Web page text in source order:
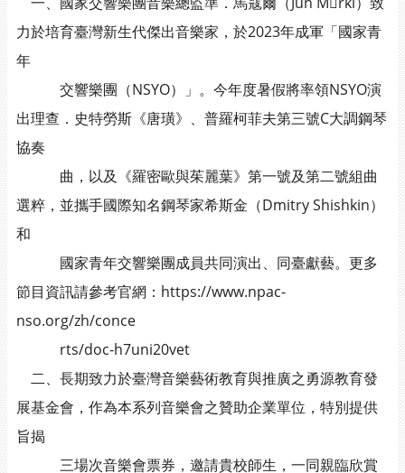
力於培育臺灣新生代傑出音樂家，於2023年成軍「國家青
年
交響樂團（NSYO）」。今年度暑假將率領NSYO演
出理查．史特勞斯《唐璜》、普羅柯菲夫第三號C大調鋼琴
協奏
曲，以及《羅密歐與茱麗葉》第一號及第二號組曲
選粹，並攜手國際知名鋼琴家希斯金（Dmitry Shishkin）
和
國家青年交響樂團成員共同演出、同臺獻藝。更多
節目資訊請參考官網：https://www.npac-
nso.org/zh/conce
rts/doc-h7uni20vet
二、長期致力於臺灣音樂藝術教育與推廣之勇源教育發
展基金會，作為本系列音樂會之贊助企業單位，特別提供
旨揭
三場次音樂會票券，邀請貴校師生，一同親臨欣賞